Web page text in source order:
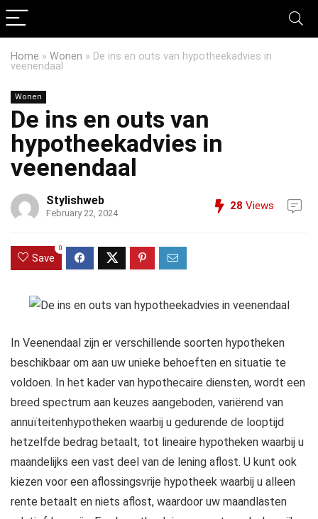
Home » Wonen » De ins en outs van hypotheekadvies in
veenendaal
Wonen
De ins en outs van
hypotheekadvies in
veenendaal
Stylishweb
February 22, 2024
28 Views
Save
0
In Veenendaal zijn er verschillende soorten hypotheken
beschikbaar om aan uw unieke behoeften en situatie te
voldoen. In het kader van hypothecaire diensten, wordt een
breed spectrum aan keuzes aangeboden, variërend van
annuïteitenhypotheken waarbij u gedurende de looptijd
hetzelfde bedrag betaalt, tot lineaire hypotheken waarbij u
maandelijks een vast deel van de lening aflost. U kunt ook
kiezen voor een aflossingsvrije hypotheek waarbij u alleen
rente betaalt en niets aflost, waardoor uw maandlasten